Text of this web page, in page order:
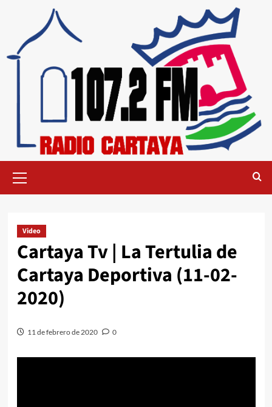
Video
Cartaya Tv | La Tertulia de
Cartaya Deportiva (11-02-
2020)
11 de febrero de 2020 0